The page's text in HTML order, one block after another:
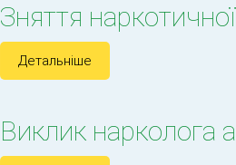
Зняття
Детальніше
Виклик нарколога